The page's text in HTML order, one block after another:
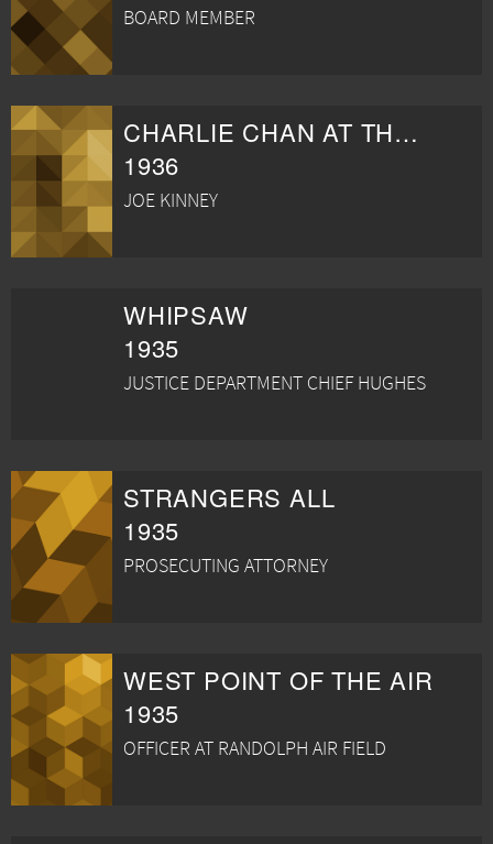
BOARD MEMBER
CHARLIE CHAN AT THE CIRCUS
1936
JOE KINNEY
WHIPSAW
1935
JUSTICE DEPARTMENT CHIEF HUGHES
STRANGERS ALL
1935
PROSECUTING ATTORNEY
WEST POINT OF THE AIR
1935
OFFICER AT RANDOLPH AIR FIELD